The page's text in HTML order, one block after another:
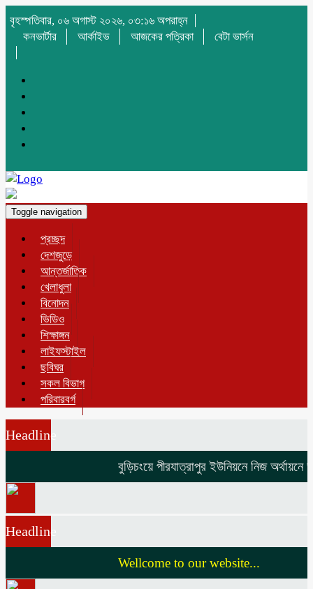
বৃহস্পতিবার, ০৬ অগাস্ট ২০২৬, ০৩:১৬ অপরাহ্ন
কনভার্টার
আর্কাইভ আজকের পত্রিকা বেটা ভার্সন
Toggle navigation
প্রচ্ছদ
দেশজুড়ে
আন্তর্জাতিক
খেলাধুলা
বিনোদন
ভিডিও
শিক্ষাঙ্গন
লাইফস্টাইল
ছবিঘর
সকল বিভাগ
পরিবারবর্গ
Headline
বুড়িচংয়ে পীরযাত্রাপুর ইউনিয়নে নিজ অর্থায়নে
Headline
Wellcome to our website...